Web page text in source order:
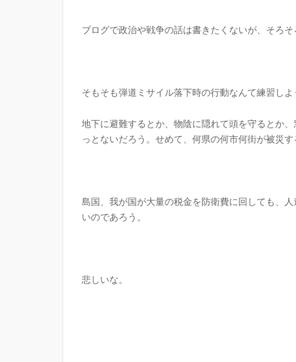
ブログで政治や戦争の話は書きたくないが、そろそ
そもそも弾道ミサイル落下時の行動なんて練習し
地下に避難するとか、物陰に隠れて頭を守るとか
っとないだろう。せめて、何県の何市何街が被災
島国、我が国が大量の税金を防衛費に回しても、
いのであろう。
悲しいな。